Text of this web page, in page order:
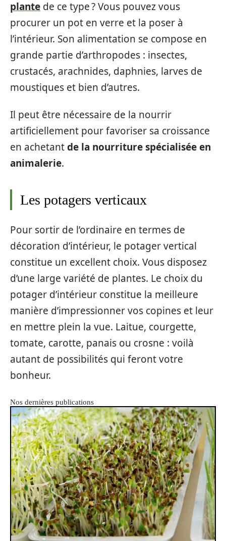
plante de ce type ? Vous pouvez vous
procurer un pot en verre et la poser à
l’intérieur. Son alimentation se compose en
grande partie d’arthropodes : insectes,
crustacés, arachnides, daphnies, larves de
moustiques et bien d’autres.
Il peut être nécessaire de la nourrir
artificiellement pour favoriser sa croissance
en achetantde la nourriture spécialisée en
animalerie.
Les potagers verticaux
Pour sortir de l’ordinaire en termes de
décoration d’intérieur, le potager vertical
constitue un excellent choix. Vous disposez
d’une large variété de plantes. Le choix du
potager d’intérieur constitue la meilleure
manière d’impressionner vos copines et leur
en mettre plein la vue. Laitue, courgette,
tomate, carotte, panais ou crosne : voilà
autant de possibilités qui feront votre
bonheur.
Nos dernières publications